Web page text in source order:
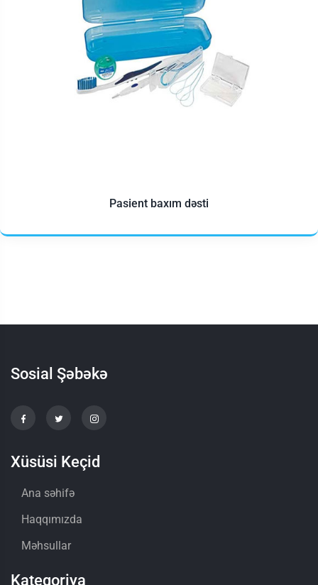
Pasient baxım dəsti
Sosial Şəbəkə
Xüsüsi Keçid
Ana səhifə
Haqqımızda
Məhsullar
Kateqoriya